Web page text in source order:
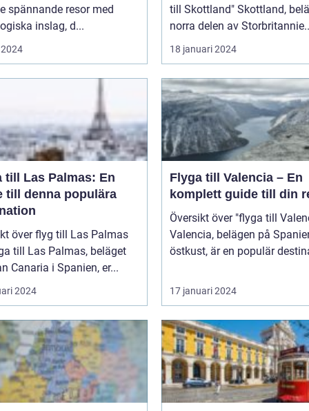
spännande resor med
inslag, d...
till Skottland" Skottland, beläget i
norra delen av
18 januari 2024
till Las Palmas: En
till denna populära
över flyg till Las Palmas
till Las Palmas, beläget
Canaria i Spanien, er...
2024
Flyga till Valencia – En
komplett guide till din
Översikt över "flyga till
Valencia, belägen på
östkust, är en populär
17 januari 2024